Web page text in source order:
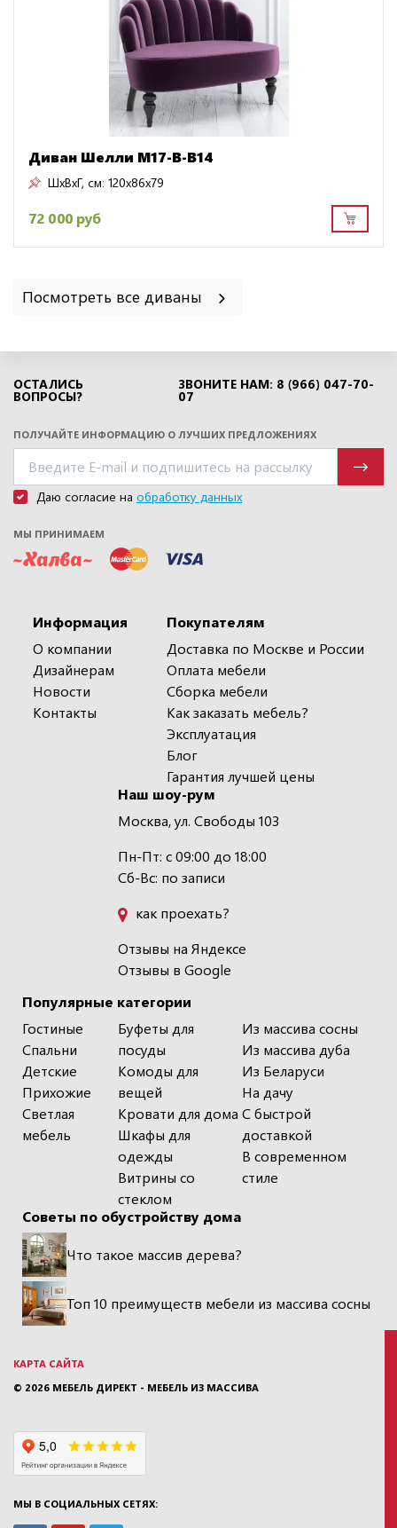
Диван Шелли M17-B-B14
ШxВxГ, см: 120x86x79
72 000 руб
Посмотреть все диваны
ОСТАЛИСЬ
ВОПРОСЫ?
ЗВОНИТЕ НАМ: 8 (966) 047-70-
07
ПОЛУЧАЙТЕ ИНФОРМАЦИЮ О ЛУЧШИХ ПРЕДЛОЖЕНИЯХ
Даю согласие на обработку данных
МЫ ПРИНИМАЕМ
Информация
О компании
Дизайнерам
Новости
Контакты
Популярные категории
Гостиные
Спальни
Детские
Прихожие
Светлая
мебель
Буфеты для
посуды
Комоды для
вещей
Кровати для дома
Шкафы для
одежды
Витрины со
стеклом
Из массива сосны
Из массива дуба
Из Беларуси
На дачу
С быстрой
доставкой
В современном
стиле
Покупателям
Доставка по Москве и России
Оплата мебели
Сборка мебели
Как заказать мебель?
Эксплуатация
Блог
Гарантия лучшей цены
Наш шоу-рум
Москва, ул. Свободы 103
Пн-Пт: с 09:00 до 18:00
Сб-Вс: по записи
как проехать?
Отзывы на Яндексе
Отзывы в Google
Советы по обустройству дома
Что такое массив дерева?
Топ 10 преимуществ мебели из массива сосны
КАРТА САЙТА
© 2026 МЕБЕЛЬ ДИРЕКТ - МЕБЕЛЬ ИЗ МАССИВА
МЫ В СОЦИАЛЬНЫХ СЕТЯХ: